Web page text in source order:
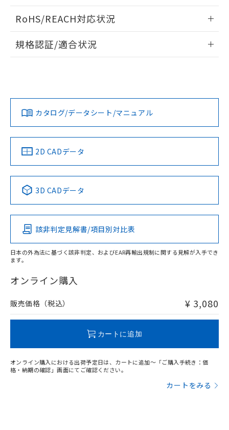
ドすることができます。
ログイン/会員登録
ダウンロードデータをご利用いただく前に、以下を必ずお読
みください。
ソフトウェアの使用条件
RoHS/REACH対応状況
EU RoHS 注意事項・凡例
対応済み
中国 RoHS 注意事項・凡例
Pb Hg Cd Cr(VI)
O
在庫等で未対応品が混在する可能性があります。
問い合わせください。
規格認証/適合状況
カタログ/データシート/マニュアル
2D CADデータ
3D CADデータ
該非判定見解書/項目別対比表
日本の外為法に基づく該非判定、およびEAR再輸出規制に関する見解が入手でき
ます。
オンライン購入
販売価格（税込） ¥ 3,080
カートに追加
オンライン購入における出荷予定日は、カートに追加～「ご購入手続き：価
格・納期の確認」画面にてご確認ください。
カートをみる
していることから、特段のことがない限
り、2022年1月12日より割愛しておりま
す。